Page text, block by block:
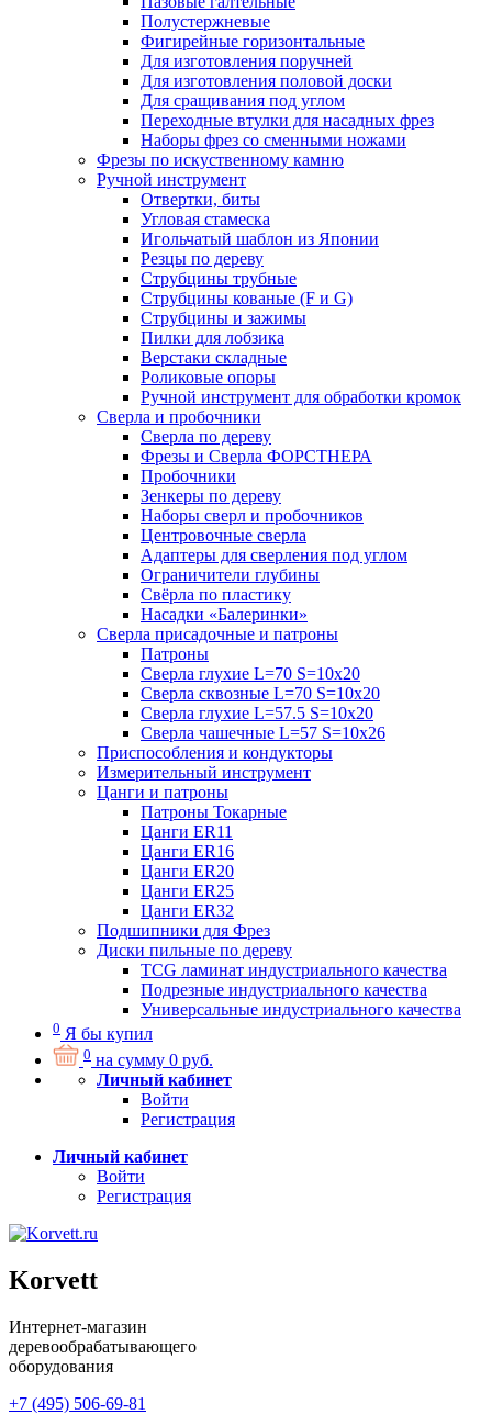
Полустержневые
Фигирейные горизонтальные
Для изготовления поручней
Для изготовления половой доски
Для сращивания под углом
Переходные втулки для насадных фрез
Наборы фрез со сменными ножами
Фрезы по искуственному камню
Ручной инструмент
Отвертки, биты
Угловая стамеска
Игольчатый шаблон из Японии
Резцы по дереву
Струбцины трубные
Струбцины кованые (F и G)
Струбцины и зажимы
Пилки для лобзика
Верстаки складные
Роликовые опоры
Ручной инструмент для обработки кромок
Сверла и пробочники
Сверла по дереву
Фрезы и Сверла ФОРСТНЕРА
Пробочники
Зенкеры по дереву
Наборы сверл и пробочников
Центровочные сверла
Адаптеры для сверления под углом
Ограничители глубины
Свёрла по пластику
Насадки «Балеринки»
Сверла присадочные и патроны
Патроны
Сверла глухие L=70 S=10x20
Сверла сквозные L=70 S=10x20
Сверла глухие L=57.5 S=10x20
Сверла чашечные L=57 S=10x26
Приспособления и кондукторы
Измерительный инструмент
Цанги и патроны
Патроны Токарные
Цанги ER11
Цанги ER16
Цанги ER20
Цанги ER25
Цанги ER32
Подшипники для Фрез
Диски пильные по дереву
TCG ламинат индустриального качества
Подрезные индустриального качества
Универсальные индустриального качества
0 Я бы купил
0 на сумму 0 руб.
Личный кабинет
Войти
Регистрация
Личный кабинет
Войти
Регистрация
Korvett
Интернет-магазин
деревообрабатывающего
оборудования
+7 (495) 506-69-81